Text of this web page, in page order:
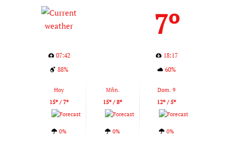
7º
07:42
18:17
88%
60%
Hoy
15º / 7º
0%
Mñn.
15º / 8º
0%
Dom. 9
12º / 5º
0%